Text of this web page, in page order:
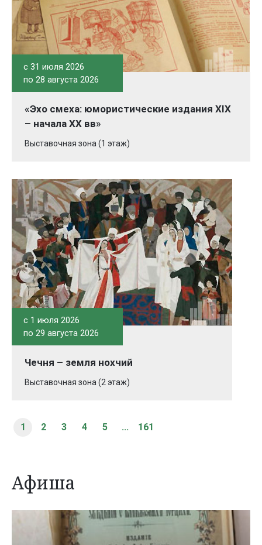
c 31 июля 2026
по 28 августа 2026
«Эхо смеха: юмористические издания XIX
– начала XX вв»
Выставочная зона (1 этаж)
c 1 июля 2026
по 29 августа 2026
Чечня – земля нохчий
Выставочная зона (2 этаж)
1 2 3 4 5 ... 161
Афиша